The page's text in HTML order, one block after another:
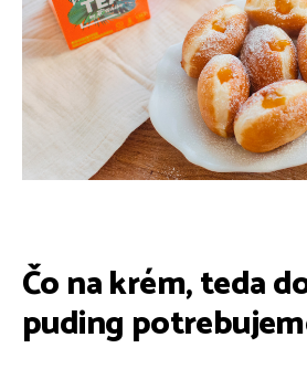
Čo na krém, teda
puding